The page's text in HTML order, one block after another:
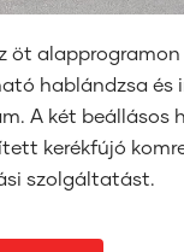
öt
hablándzsa és
A két beállásos
kerékfújó
szolgáltatást.